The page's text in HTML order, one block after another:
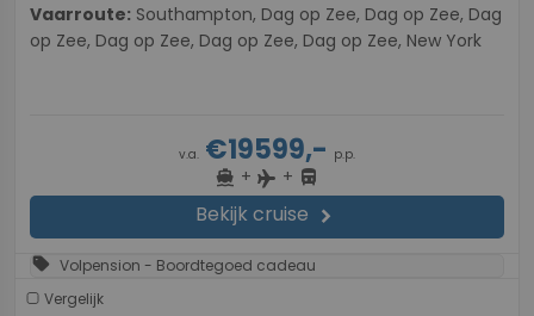
Vaarroute:
op Zee, Dag op Zee, Dag op Zee, Dag op Zee, New York
v.a. €19599,- p.p.
directions_boat + flight + directions_bus
Bekijk cruise chevron_right
sell Volpension - Boordtegoed cadeau
Vergelijk